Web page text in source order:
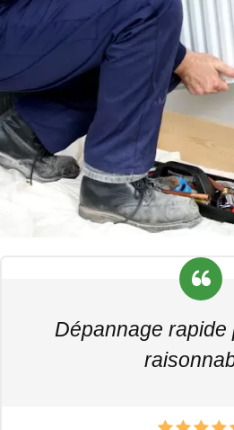
Dépannage rapide